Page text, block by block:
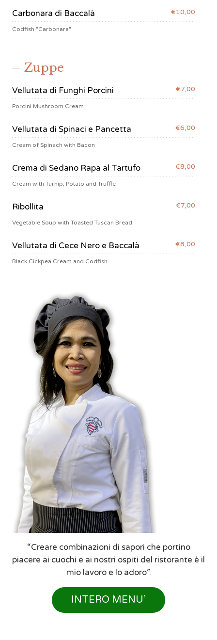
Carbonara di Baccalà €10,00
Codfish "Carbonara"
Zuppe
Vellutata di Funghi Porcini €7,00
Porcini Mushroom Cream
Vellutata di Spinaci e Pancetta €6,00
Cream of Spinach with Bacon
Crema di Sedano Rapa al Tartufo €8,00
Cream with Turnip, Potato and Truffle
Ribollita €7,00
Vegetable Soup with Toasted Tuscan Bread
Vellutata di Cece Nero e Baccalà €8,00
Black Cickpea Cream and Codfish
“Creare combinazioni di sapori che portino
piacere ai cuochi e ai nostri ospiti del ristorante è il
mio lavoro e lo adoro”.
INTERO MENU’